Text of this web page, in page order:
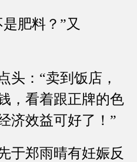
肥料？”又
：“卖到饭店，
，看着跟正牌的色
济效益可好了！”
郑雨晴有妊娠反